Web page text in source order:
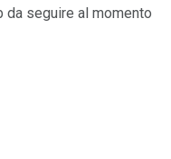
seguire al momento